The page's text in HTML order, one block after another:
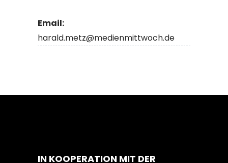
Email:
harald.metz@medienmittwoch.de
IN KOOPERATION MIT DER